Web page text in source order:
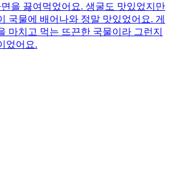
을 끓여먹었어요. 생굴도 맛있었지만
국물에 배어나와 정말 맛있었어요. 게
마치고 먹는 뜨끈한 국물이라 그런지
었어요.